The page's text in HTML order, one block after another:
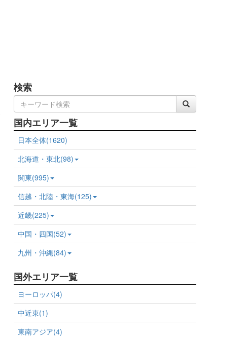
検索
国内エリア一覧
日本全体(1620)
北海道・東北(98)
関東(995)
信越・北陸・東海(125)
近畿(225)
中国・四国(52)
九州・沖縄(84)
国外エリア一覧
ヨーロッパ(4)
中近東(1)
東南アジア(4)